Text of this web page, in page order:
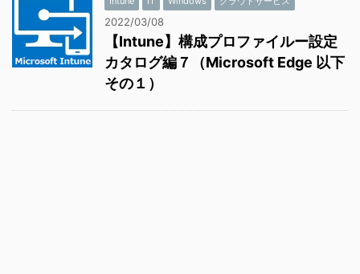
2022/03/08
【Intune】構成プロファイルー設定
カタログ編７（Microsoft Edge 以下
その１）